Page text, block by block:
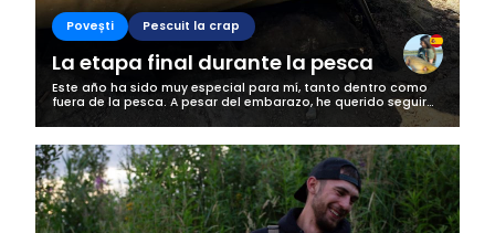
Povești Pescuit la crap
La etapa final durante la pesca
Este año ha sido muy especial para mí, tanto dentro como
fuera de la pesca. A pesar del embarazo, he querido seguir
disfrutando de mi gran pasión: el carpfishing. Siempre con
mucha precaución y...